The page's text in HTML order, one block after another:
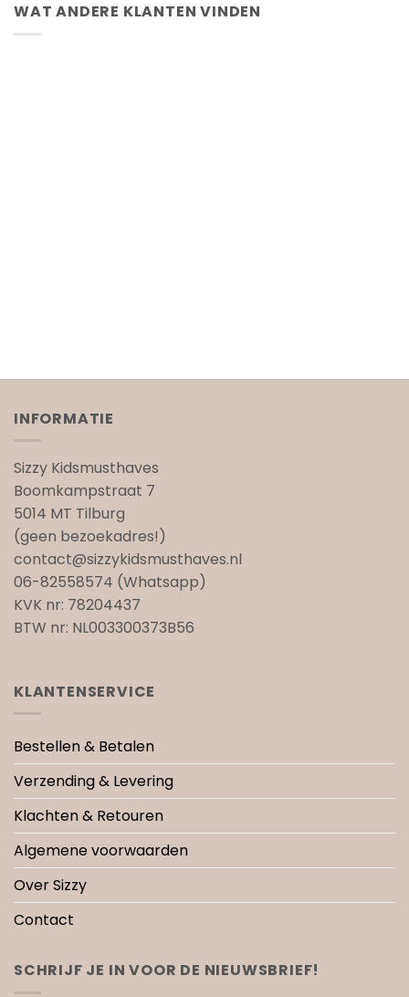
WAT ANDERE KLANTEN VINDEN
INFORMATIE
Sizzy Kidsmusthaves
Boomkampstraat 7
5014 MT Tilburg
(geen bezoekadres!)
contact@sizzykidsmusthaves.nl
06-82558574 (Whatsapp)
KVK nr: 78204437
BTW nr: NL003300373B56
KLANTENSERVICE
Bestellen & Betalen
Verzending & Levering
Klachten & Retouren
Algemene voorwaarden
Over Sizzy
Contact
SCHRIJF JE IN VOOR DE NIEUWSBRIEF!